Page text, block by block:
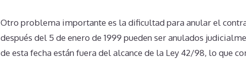
Otro problema importante es la dificultad para anular el
después del 5 de enero de 1999 pueden ser anulados
de esta fecha están fuera del alcance de la Ley 42/98, lo que